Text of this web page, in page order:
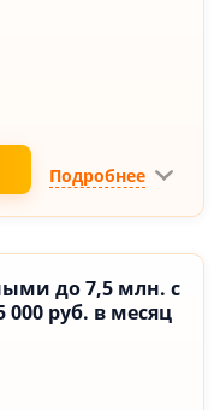
Подробнее
до 7,5 млн. с
руб. в месяц